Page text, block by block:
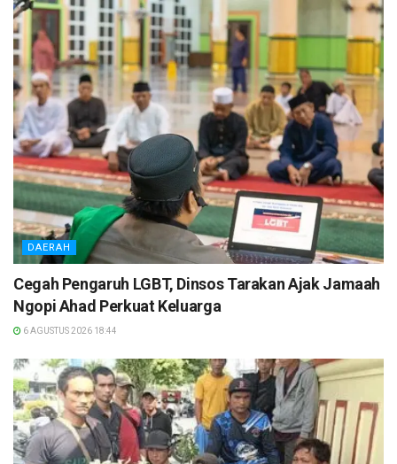
DAERAH
Cegah Pengaruh LGBT, Dinsos Tarakan Ajak Jamaah
Ngopi Ahad Perkuat Keluarga
6 AGUSTUS 2026 18:44